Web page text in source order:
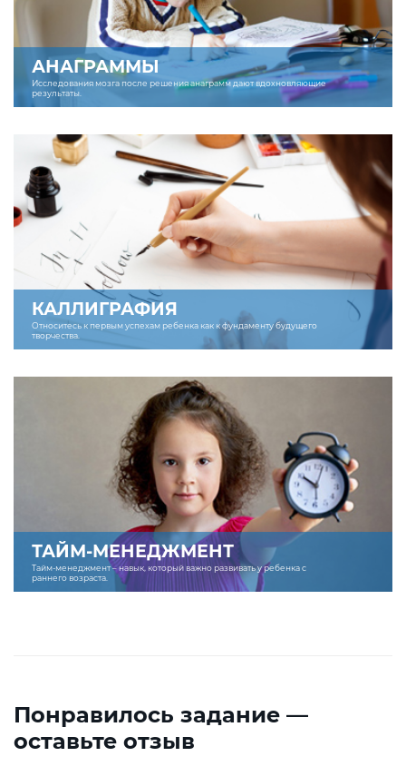
АНАГРАММЫ
Исследования мозга после решения анаграмм дают вдохновляющие
результаты.
КАЛЛИГРАФИЯ
Относитесь к первым успехам ребенка как к фундаменту будущего
творчества.
ТАЙМ-МЕНЕДЖМЕНТ
Тайм-менеджмент – навык, который важно развивать у ребенка с
раннего возраста.
Понравилось задание —
оставьте отзыв